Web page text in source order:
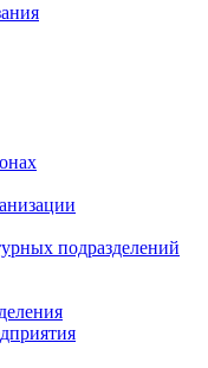
подразделений